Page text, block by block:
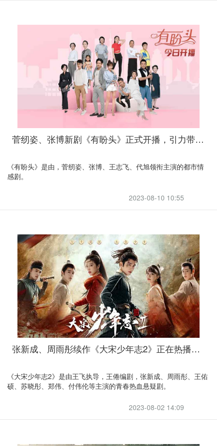
菅纫姿、张博新剧《有盼头》正式开播，引力带你观看高级家政人才的故事
《有盼头》是由，菅纫姿、张博、王志飞、代旭领衔主演的都市情
感剧。
2023-08-10 10:55
张新成、周雨彤续作《大宋少年志2》正在热播，引力伴你回国追剧
《大宋少年志2》是由王飞执导，王倦编剧，张新成、周雨彤、王佑
硕、苏晓彤、郑伟、付伟伦等主演的青春热血悬疑剧。
2023-08-02 14:09